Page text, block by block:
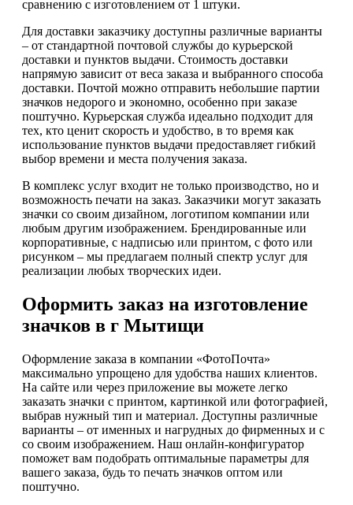
сравнению с изготовлением от 1 штуки.
Для доставки заказчику доступны различные варианты
– от стандартной почтовой службы до курьерской
доставки и пунктов выдачи. Стоимость доставки
напрямую зависит от веса заказа и выбранного способа
доставки. Почтой можно отправить небольшие партии
значков недорого и экономно, особенно при заказе
поштучно. Курьерская служба идеально подходит для
тех, кто ценит скорость и удобство, в то время как
использование пунктов выдачи предоставляет гибкий
выбор времени и места получения заказа.
В комплекс услуг входит не только производство, но и
возможность печати на заказ. Заказчики могут заказать
значки со своим дизайном, логотипом компании или
любым другим изображением. Брендированные или
корпоративные, с надписью или принтом, с фото или
рисунком – мы предлагаем полный спектр услуг для
реализации любых творческих идеи.
Оформить заказ на изготовление
значков в г Мытищи
Оформление заказа в компании «ФотоПочта»
максимально упрощено для удобства наших клиентов.
На сайте или через приложение вы можете легко
заказать значки с принтом, картинкой или фотографией,
выбрав нужный тип и материал. Доступны различные
варианты – от именных и нагрудных до фирменных и с
со своим изображением. Наш онлайн-конфигуратор
поможет вам подобрать оптимальные параметры для
вашего заказа, будь то печать значков оптом или
поштучно.